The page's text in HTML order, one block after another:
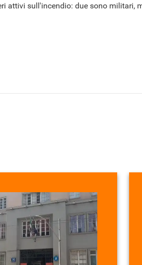
attivi sull'incendio: due sono militari,